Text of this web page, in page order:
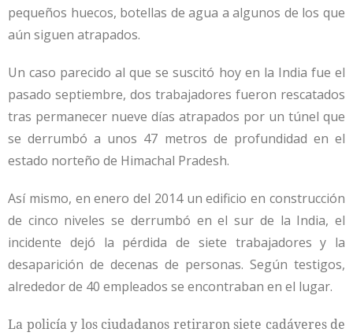
pequeños huecos, botellas de agua a algunos de los que
aún siguen atrapados.
Un caso parecido al que se suscitó hoy en la India fue el
pasado septiembre, dos trabajadores fueron rescatados
tras permanecer nueve días atrapados por un túnel que
se derrumbó a unos 47 metros de profundidad en el
estado norteño de Himachal Pradesh.
Así mismo, en enero del 2014 un edificio en construcción
de cinco niveles se derrumbó en el sur de la India, el
incidente dejó la pérdida de siete trabajadores y la
desaparición de decenas de personas. Según testigos,
alrededor de 40 empleados se encontraban en el lugar.
La policía y los ciudadanos retiraron siete cadáveres de